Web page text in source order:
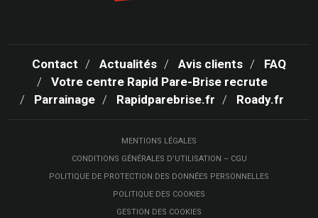
Contact Actualités Avis clients
FAQ
Votre centre Rapid Pare-Brise recrute
Parrainage
Rapidparebrise.fr Roady.fr
MENTIONS LÉGALES
CONDITIONS GÉNÉRALES D’UTILISATION – CGU
POLITIQUE DE PROTECTION DES DONNÉES PERSONNELLES
POLITIQUE DES COOKIES
GESTION DES COOKIES